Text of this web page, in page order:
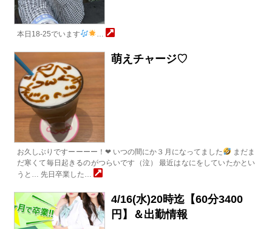
本日18-25でいます …
萌えチャージ♡
お久しぶりですーーーー！❤︎ いつの間にか３月になってました
まだま
だ寒くて毎日起きるのがつらいです（泣） 最近はなにをしていたかとい
うと… 先日卒業した…
4/16(水)20時迄【60分3400
円】＆出勤情報